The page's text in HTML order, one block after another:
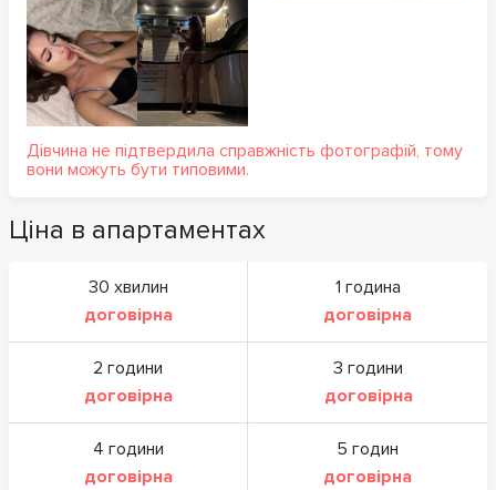
Дівчина не підтвердила справжність фотографій, тому
вони можуть бути типовими.
Ціна в апартаментах
30 хвилин
договірна
1 година
договірна
2 години
договірна
3 години
договірна
4 години
договірна
5 годин
договірна